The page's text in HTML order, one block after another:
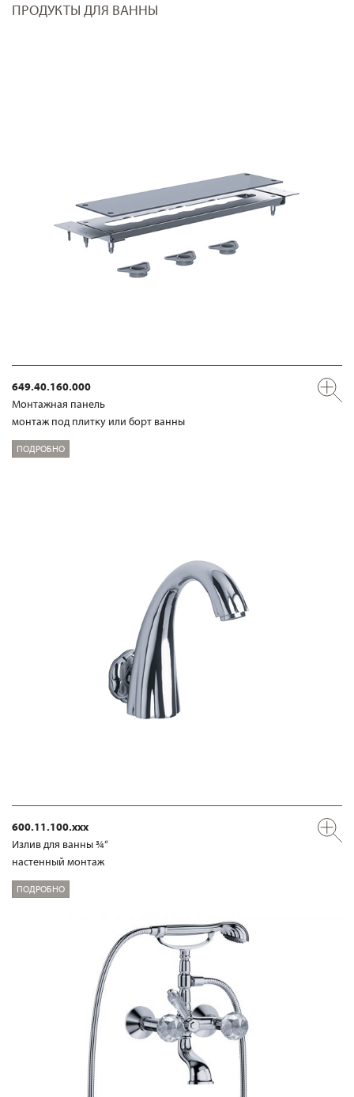
ПРОДУКТЫ ДЛЯ ВАННЫ
649.40.160.000
Mонтажная панель
монтаж под плитку или борт ванны
ПОДРОБНО
600.11.100.xxx
Излив для ванны ¾“
настенный монтаж
ПОДРОБНО